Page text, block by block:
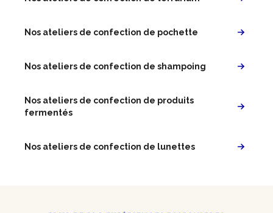
Nos ateliers de confection de pochette
Nos ateliers de confection de shampoing
Nos ateliers de confection de produits
fermentés
Nos ateliers de confection de lunettes